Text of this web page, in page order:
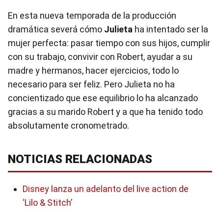
En esta nueva temporada de la producción
dramática severá cómo Julieta ha intentado ser la
mujer perfecta: pasar tiempo con sus hijos, cumplir
con su trabajo, convivir con Robert, ayudar a su
madre y hermanos, hacer ejercicios, todo lo
necesario para ser feliz. Pero Julieta no ha
concientizado que ese equilibrio lo ha alcanzado
gracias a su marido Robert y a que ha tenido todo
absolutamente cronometrado.
NOTICIAS RELACIONADAS
Disney lanza un adelanto del live action de
‘Lilo & Stitch’